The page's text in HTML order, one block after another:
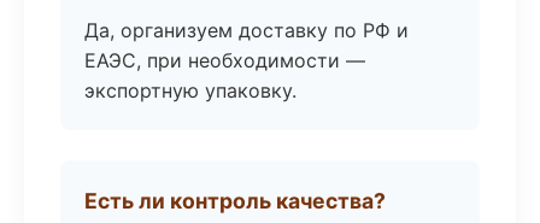
Да, организуем доставку по РФ и
ЕАЭС, при необходимости —
экспортную упаковку.
Есть ли контроль качества?